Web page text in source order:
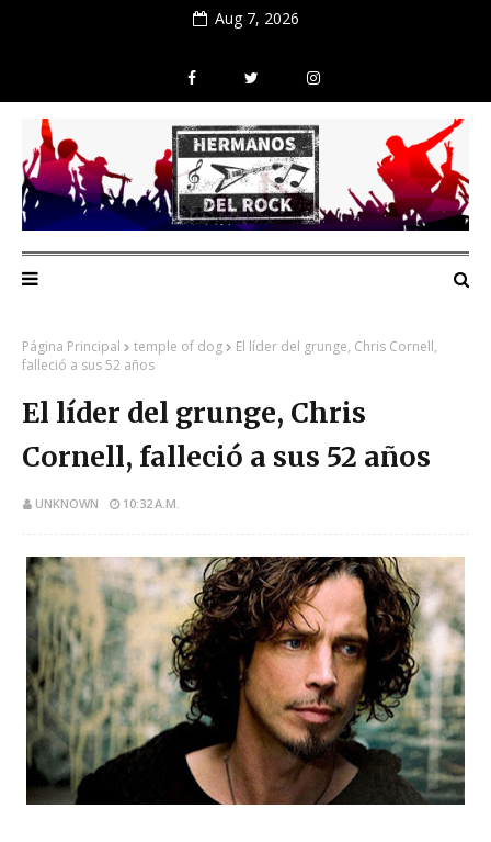
Aug 7, 2026
Página Principal temple of dog
El líder del grunge, Chris Cornell,
falleció a sus 52 años
El líder del grunge, Chris
Cornell, falleció a sus 52 años
UNKNOWN 10:32 A.M.